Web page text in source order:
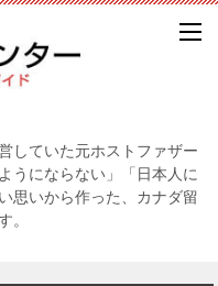
していた元ホストファザー
うにならない」「日本人に
思いから作った、カナダ留
。